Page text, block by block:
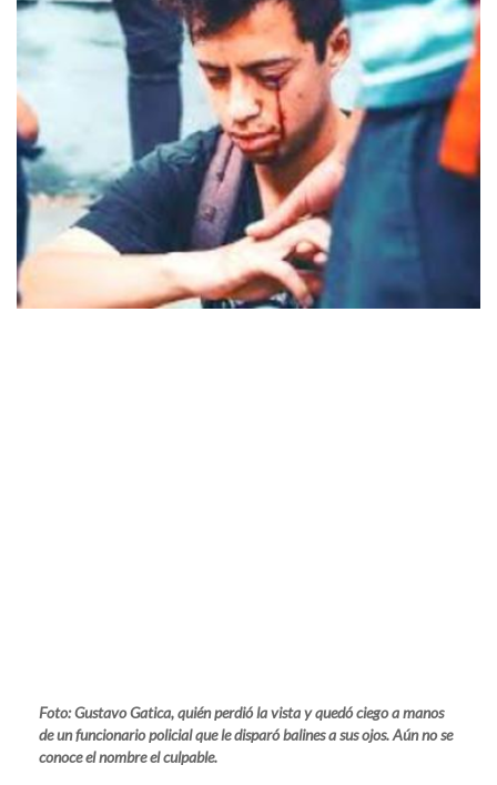
Foto: Gustavo Gatica, quién perdió la vista y quedó ciego a manos
de un funcionario policial que le disparó balines a sus ojos. Aún no se
conoce el nombre el culpable.